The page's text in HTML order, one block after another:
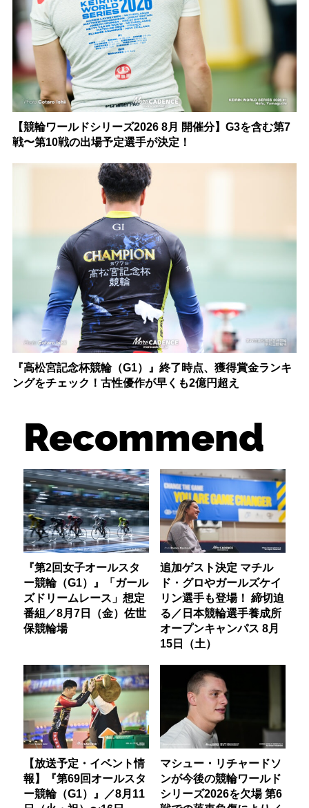
【競輪ワールドシリーズ2026 8月 開催分】G3を含む第7
戦〜第10戦の出場予定選手が決定！
『高松宮記念杯競輪（G1）』終了時点、獲得賞金ランキ
ングをチェック！古性優作が早くも2億円超え
Recommend
『第2回女子オールスタ
ー競輪（G1）』「ガール
ズドリームレース」想定
番組／8月7日（金）佐世
保競輪場
追加ゲスト決定 マチル
ド・グロやガールズケイ
リン選手も登場！ 締切迫
る／日本競輪選手養成所
オープンキャンパス 8月
15日（土）
【放送予定・イベント情
報】『第69回オールスタ
ー競輪（G1）』／8月11
マシュー・リチャードソ
ンが今後の競輪ワールド
シリーズ2026を欠場 第6